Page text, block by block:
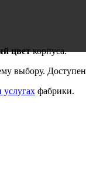
цветкорпуса.
выбору. Доступен
услугах фабрики.